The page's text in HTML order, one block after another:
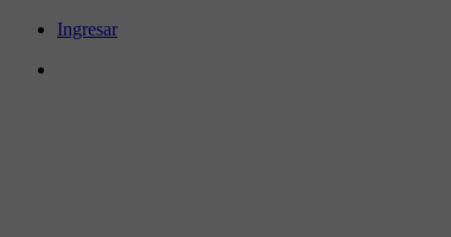
Ingresar